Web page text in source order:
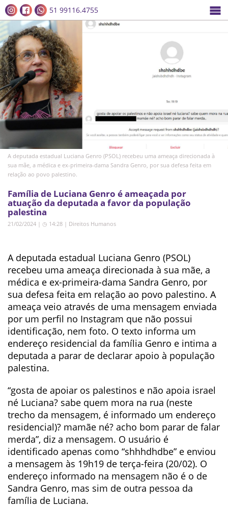
51 99116.4755
A deputada estadual Luciana Genro (PSOL) recebeu uma ameaça direcionada à
sua mãe, a médica e ex-primeira-dama Sandra Genro, por sua defesa feita em
relação ao povo palestino.
Família de Luciana Genro é ameaçada por
atuação da deputada a favor da população
palestina
21/02/2024 | ◷ 14:28 | Direitos Humanos
A deputada estadual Luciana Genro (PSOL)
recebeu uma ameaça direcionada à sua mãe, a
médica e ex-primeira-dama Sandra Genro, por
sua defesa feita em relação ao povo palestino. A
ameaça veio através de uma mensagem enviada
por um perfil no Instagram que não possui
identificação, nem foto. O texto informa um
endereço residencial da família Genro e intima a
deputada a parar de declarar apoio à população
palestina.
“gosta de apoiar os palestinos e não apoia israel
né Luciana? sabe quem mora na rua (neste
trecho da mensagem, é informado um endereço
residencial)? mamãe né? acho bom parar de falar
merda”, diz a mensagem. O usuário é
identificado apenas como “shhhdhdbe” e enviou
a mensagem às 19h19 de terça-feira (20/02). O
endereço informado na mensagem não é o de
Sandra Genro, mas sim de outra pessoa da
família de Luciana.